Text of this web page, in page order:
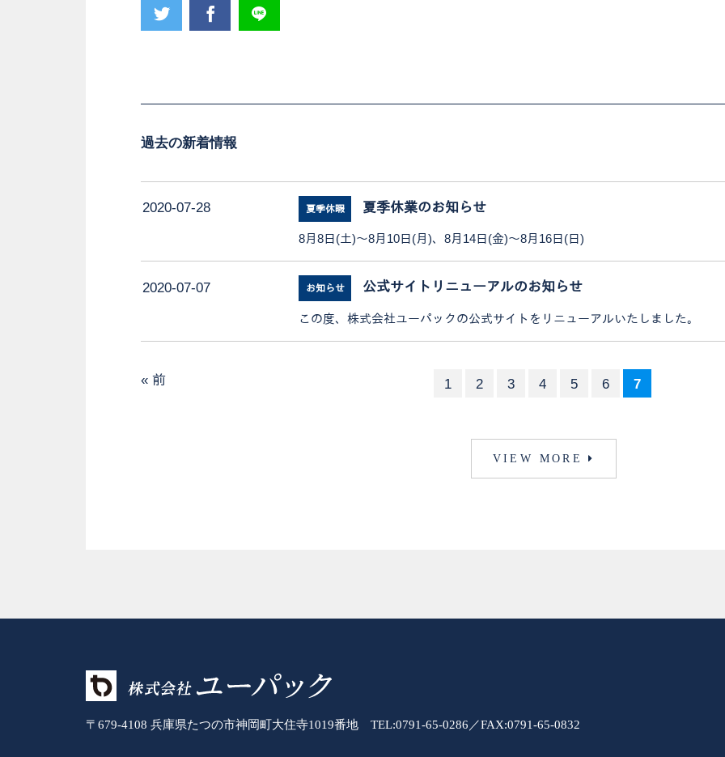
過去の新着情報
2020-07-28 夏季休暇 夏季休業のお知らせ
8月8日(土)～8月10日(月)、8月14日(金)～8月16日(日)
2020-07-07 お知らせ 公式サイトリニューアルのお知らせ
この度、株式会社ユーパックの公式サイトをリニューアルいたしました。
« 前 1 2 3 4 5 6 7
VIEW MORE
〒679-4108 兵庫県たつの市神岡町大住寺1019番地 TEL:0791-65-0286／FAX:0791-65-0832